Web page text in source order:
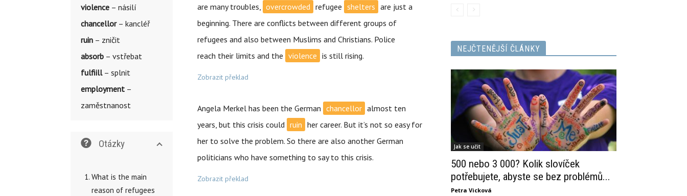
violence – násilí
chancellor– kancléř
ruin – zničit
absorb – vstřebat
fulfiill– splnit
employment –
zaměstnanost
Otázky
What is the main
reason of refugees
are many troubles, overcrowded refugee shelters are just a
beginning. There are conflicts between different groups of
refugees and also between Muslims and Christians. Police
reach their limits and the violence is still rising.
Zobrazit překlad
Angela Merkel has been the German chancellor almost ten
years, but this crisis could ruin her career. But it’s not so easy for
her to solve the problem. So there are also another German
politicians who have something to say to this crisis.
Zobrazit překlad
NEJČTENĚJŠÍ ČLÁNKY
Jak se učit
500 nebo 3 000? Kolik slovíček
potřebujete, abyste se bez problémů...
Petra Vicková